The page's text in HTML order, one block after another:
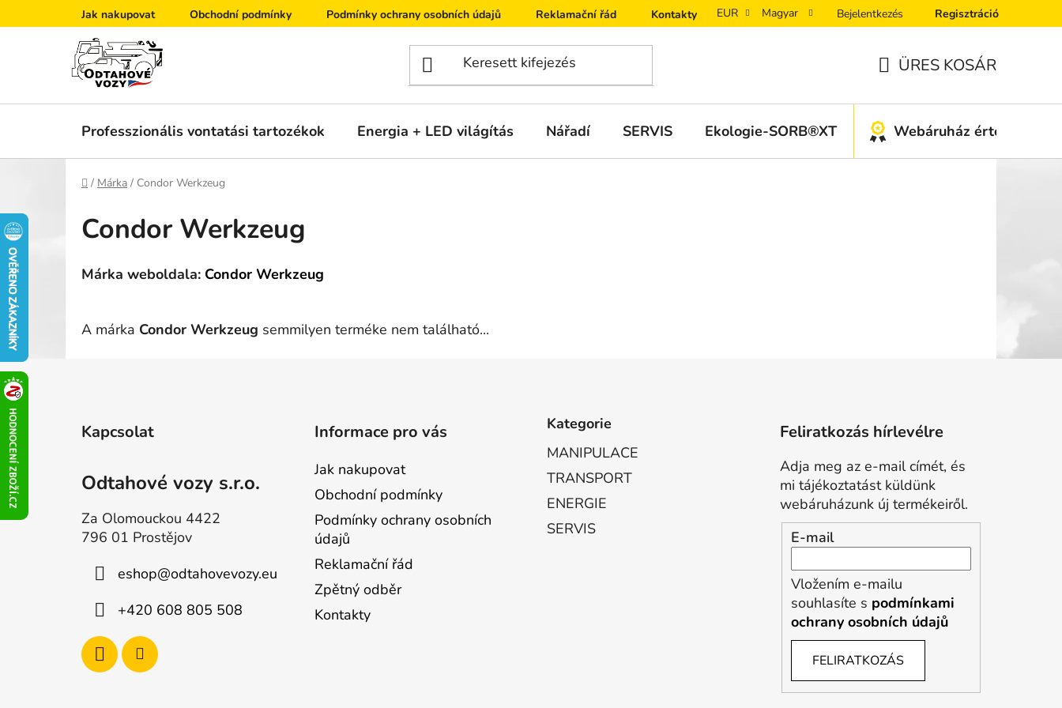
a
tartalomhoz
Jak nakupovat Obchodní podmínky Podmínky ochrany osobních údajů Reklamační řád Kontakty EUR Magyar Bejelentkezés Regisztráció
ÜRES KOSÁR
Professzionális vontatási tartozékok Energia + LED világítás Nářadí SERVIS Ekologie-SORB®XT Webáruház értékelése
Kezdőlap
/ Márka / Condor Werkzeug
Condor Werkzeug
Márka weboldala: Condor Werkzeug
A márka Condor Werkzeug semmilyen terméke nem található...
L
á
b
é
Kapcsolat
Odtahové vozy s.r.o.
Za Olomouckou 4422
796 01 Prostějov
eshop@odtahovevozy.eu
+420 608 805 508
Informace pro vás
Jak nakupovat
Obchodní podmínky
Podmínky ochrany osobních
údajů
Reklamační řád
Zpětný odběr
Kontakty
Kategorie
MANIPULACE
TRANSPORT
ENERGIE
SERVIS
Feliratkozás hírlevélre
Adja meg az e-mail címét, és
mi tájékoztatást küldünk
webáruházunk új termékeiről.
E-mail
Vložením e-mailu
souhlasíte s podmínkami
ochrany osobních údajů
FELIRATKOZÁS